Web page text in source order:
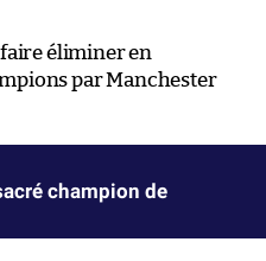
éliminer en
par Manchester
champion de